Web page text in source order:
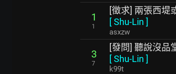
1
1
[徵求] 兩張西堤
[Shu-Lin ]
asxzw
3
7
[發問] 聽說沒品
[Shu-Lin ]
k99t